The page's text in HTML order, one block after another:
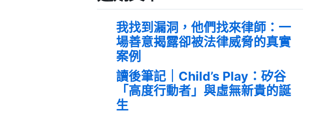
我找到漏洞，他們找來律師：一
場善意揭露卻被法律威脅的真實
案例
讀後筆記｜Child’s Play：矽谷
「高度行動者」與虛無新貴的誕
生